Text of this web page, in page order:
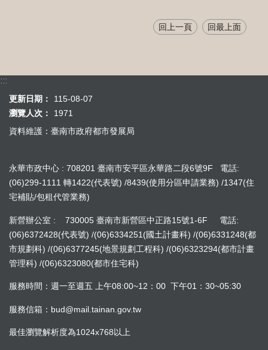
回上一頁 回最上面
:::
更新日期：
115-08-07
瀏覽人次：
1971
資料維護：臺南市政府都市發展局
永華市政中心 : 708201 臺南市安平區永華路二段6號9F 電話:
(06)299-1111 轉1422(代表號) /8439(使用分區申請業務) /1347(住
宅補貼/包租代管業務)
新營辦公室 : 730005 臺南市新營區中正路15號1-6F 電話:
(06)6372428(代表號) /(06)6334251(國土計畫科) /(06)6331248(都
市規劃科) /(06)6377245(地景規劃工程科) /(06)6323294(都市計畫
管理科) /(06)6323080(都市住宅科)
服務時間：週一至週五 上午08:00~12：00 下午01：30~05:30
服務信箱：bud@mail.tainan.gov.tw
最佳瀏覽解析度為1024x768以上